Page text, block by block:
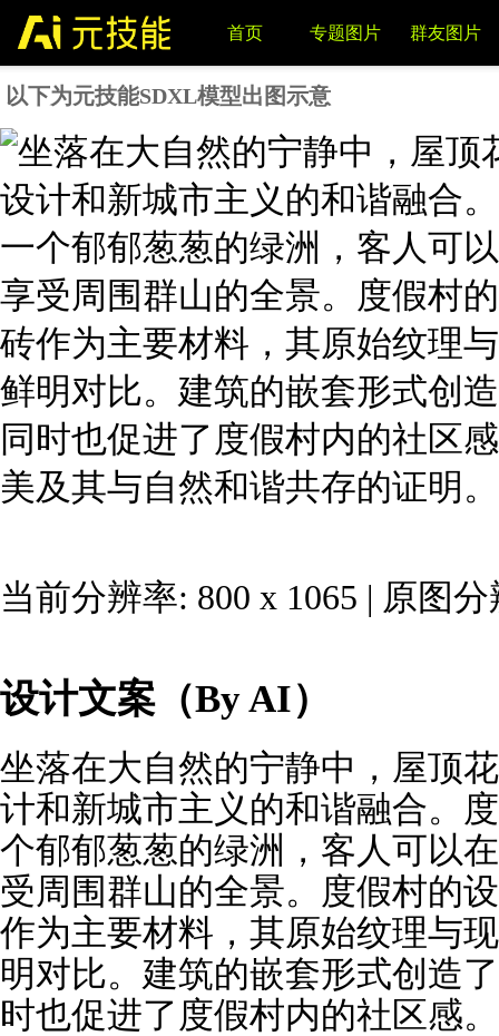
首页 专题图片 群友图片
LORA模型 VIP 写词与图片反推 VIP
以下为元技能SDXL模型出图示意
当前分辨率: 800 x 1065 | 原图
设计文案（By AI）
坐落在大自然的宁静中，屋顶
计和新城市主义的和谐融合。
个郁郁葱葱的绿洲，客人可以
受周围群山的全景。度假村的
作为主要材料，其原始纹理与
明对比。建筑的嵌套形式创造
时也促进了度假村内的社区感